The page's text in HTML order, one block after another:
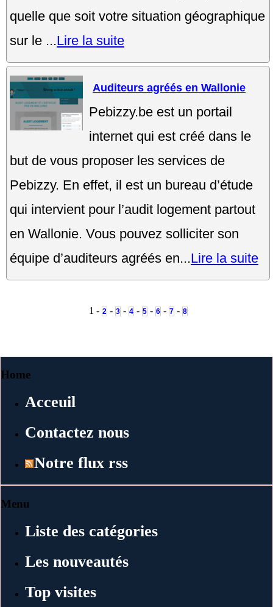
quelle que soit votre situation géographique
sur le ...Lire la suite
Auditeurs agréés en Wallonie
Pebizzy.be est un portail
internet qui est créé dans le
but de vous proposer les services de
Pebizzy. En effet, il est un bureau d’étude
qui intervient pour l’audit logement partout
en Wallonie. Vous pouvez solliciter son
équipe d’auditeurs agréés en...Lire la suite
1 - 2 - 3 - 4 - 5 - 6 - 7 - 8
Home
Acceuil
Contactez nous
Notre flux rss
Menu
Liste des catégories
Les nouveautés
Top visites